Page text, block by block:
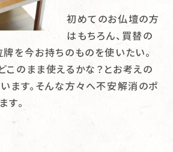
初めてのお仏壇の方
はもちろん、買替の
を今お持ちのものを使いたい。
このまま使えるかな？とお考えの
ます。そんな方々へ不安解消のポ
す。